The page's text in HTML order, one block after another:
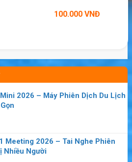
100.000 VNĐ
2026 – Máy Phiên Dịch Du Lịch
Meeting 2026 – Tai Nghe Phiên
Nhiều Người